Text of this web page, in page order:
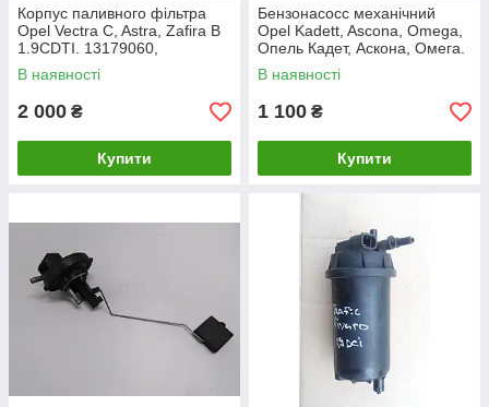
Корпус паливного фільтра
Opel Vectra C, Astra, Zafira B
1.9CDTI. 13179060,
132041077
В наявності
2 000 ₴
Купити
Бензонасосс механічний
Opel Kadett, Ascona, Omega,
Опель Кадет, Аскона, Омега.
В наявності
1 100 ₴
Купити